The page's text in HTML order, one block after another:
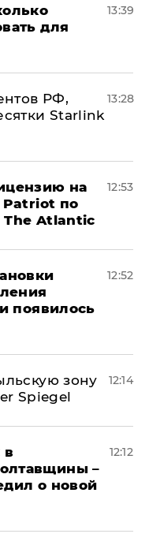
для
13:39
РФ,
Starlink
13:28
на
Patriot по
The Atlantic
12:53
появилось
12:52
зону
Spiegel
12:14
в
–
о новой
12:12